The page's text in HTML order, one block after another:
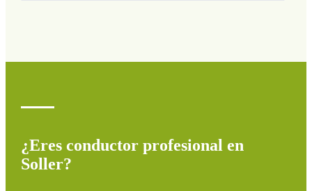
¿Eres conductor profesional en
Soller?